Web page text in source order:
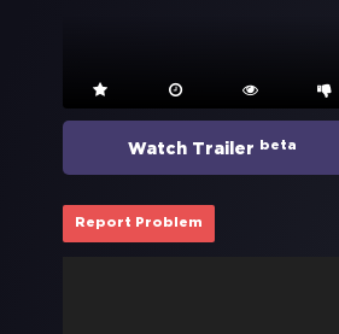
Watch Trailer beta
Report Problem